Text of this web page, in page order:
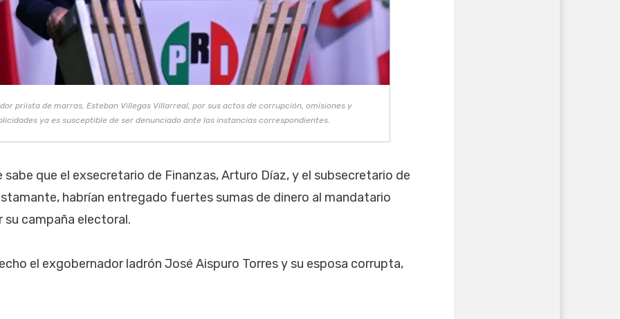
priista de marras, Esteban Villegas Villarreal, por sus actos de corrupción, omisiones y
ya es susceptible de ser denunciado ante las instancias correspondientes.
sabe que el exsecretario de Finanzas, Arturo Díaz, y el subsecretario de
habrían entregado fuertes sumas de dinero al mandatario
su campaña electoral.
el exgobernador ladrón José Aispuro Torres y su esposa corrupta,